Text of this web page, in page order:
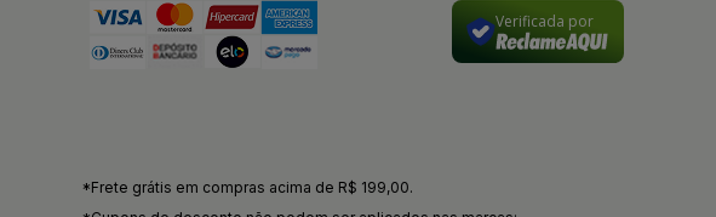
Verificada por
*Frete grátis em compras acima de R$ 199,00.